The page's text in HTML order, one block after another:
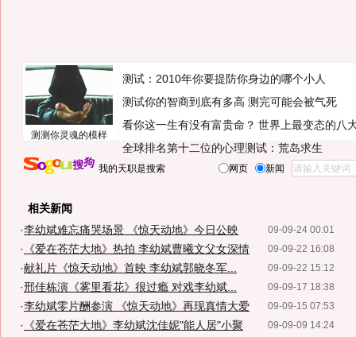
测测你灵魂的模样
测试：2010年你要提防你身边的哪个小人
测试你的智商到底有多高 测完可能会被气死
看你这一生有没有富贵命？ 世界上最变态的八
全球排名第十二位的心理测试：荒岛求生
我的天职是搜索 网页 新闻
相关新闻
09-09-24 00:01
·李幼斌难忘痛哭场景 《惊天动地》今日公映
09-09-22 16:08
· 《爱在苍茫大地》热拍 李幼斌曹曦文父女深情
09-09-22 15:12
·献礼片《惊天动地》首映 李幼斌郭晓冬军...
09-09-17 18:38
·邢佳栋演《雾里看花》很过瘾 对戏李幼斌...
09-09-15 07:53
·李幼斌零片酬参演 《惊天动地》再现真情大爱
09-09-09 14:24
· 《爱在苍茫大地》李幼斌沈佳妮"能人居"小聚